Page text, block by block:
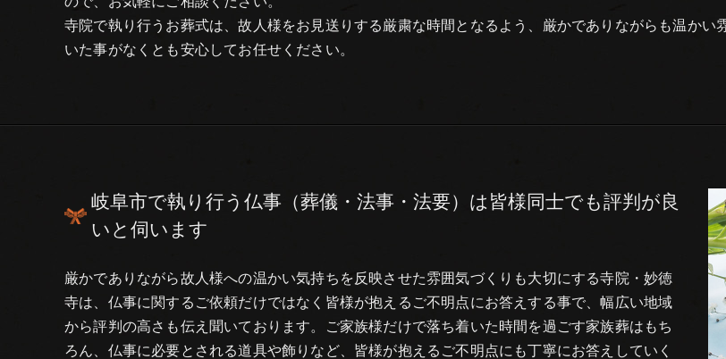
寺院で執り行うお葬式は、故人様をお見送りする厳粛な時間となるよう、厳かでありながらも温か
いた事がなくとも安心してお任せください。
岐阜市で執り行う仏事（葬儀・法事・法要）は皆様同士でも評判が良
いと伺います
厳かでありながら故人様への温かい気持ちを反映させた雰囲気づくりも大切にする寺院・妙徳
寺は、仏事に関するご依頼だけではなく皆様が抱えるご不明点にお答えする事で、幅広い地域
から評判の高さも伝え聞いております。ご家族様だけで落ち着いた時間を過ごす家族葬はもち
ろん、仏事に必要とされる道具や飾りなど、皆様が抱えるご不明点にも丁寧にお答えしていく